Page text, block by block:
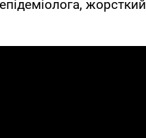
жорсткий